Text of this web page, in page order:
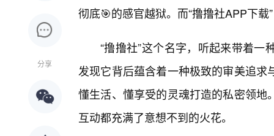
分享
彻底🎯的感官越狱。而“撸撸社APP下
“撸撸社”这个名字，听起来带着
发现它背后蕴含着一种极致的审美追
懂生活、懂享受的灵魂打造的私密领
互动都充满了意想不到的火花。